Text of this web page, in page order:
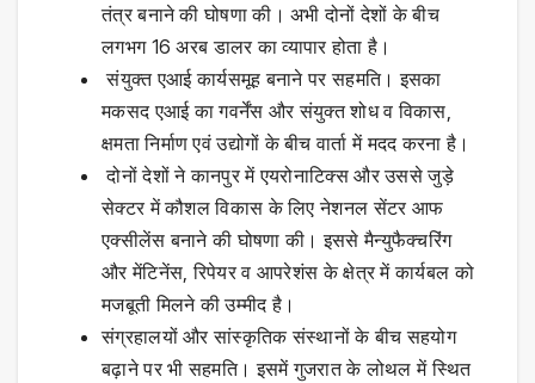
तंत्र बनाने की घोषणा की। अभी दोनों देशों के बीच
लगभग 16 अरब डालर का व्यापार होता है।
संयुक्त एआई कार्यसमूह बनाने पर सहमति। इसका
मकसद एआई का गवर्नेंस और संयुक्त शोध व विकास,
क्षमता निर्माण एवं उद्योगों के बीच वार्ता में मदद करना है।
दोनों देशों ने कानपुर में एयरोनाटिक्स और उससे जुड़े
सेक्टर में कौशल विकास के लिए नेशनल सेंटर आफ
एक्सीलेंस बनाने की घोषणा की। इससे मैन्युफैक्चरिंग
और मेंटिनेंस, रिपेयर व आपरेशंस के क्षेत्र में कार्यबल को
मजबूती मिलने की उम्मीद है।
संग्रहालयों और सांस्कृतिक संस्थानों के बीच सहयोग
बढ़ाने पर भी सहमति। इसमें गुजरात के लोथल में स्थित